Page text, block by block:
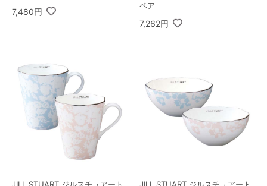
7,480円
ペア
7,262円
JILL STUART ジルスチュアート
JILL STUART ジルスチュアート